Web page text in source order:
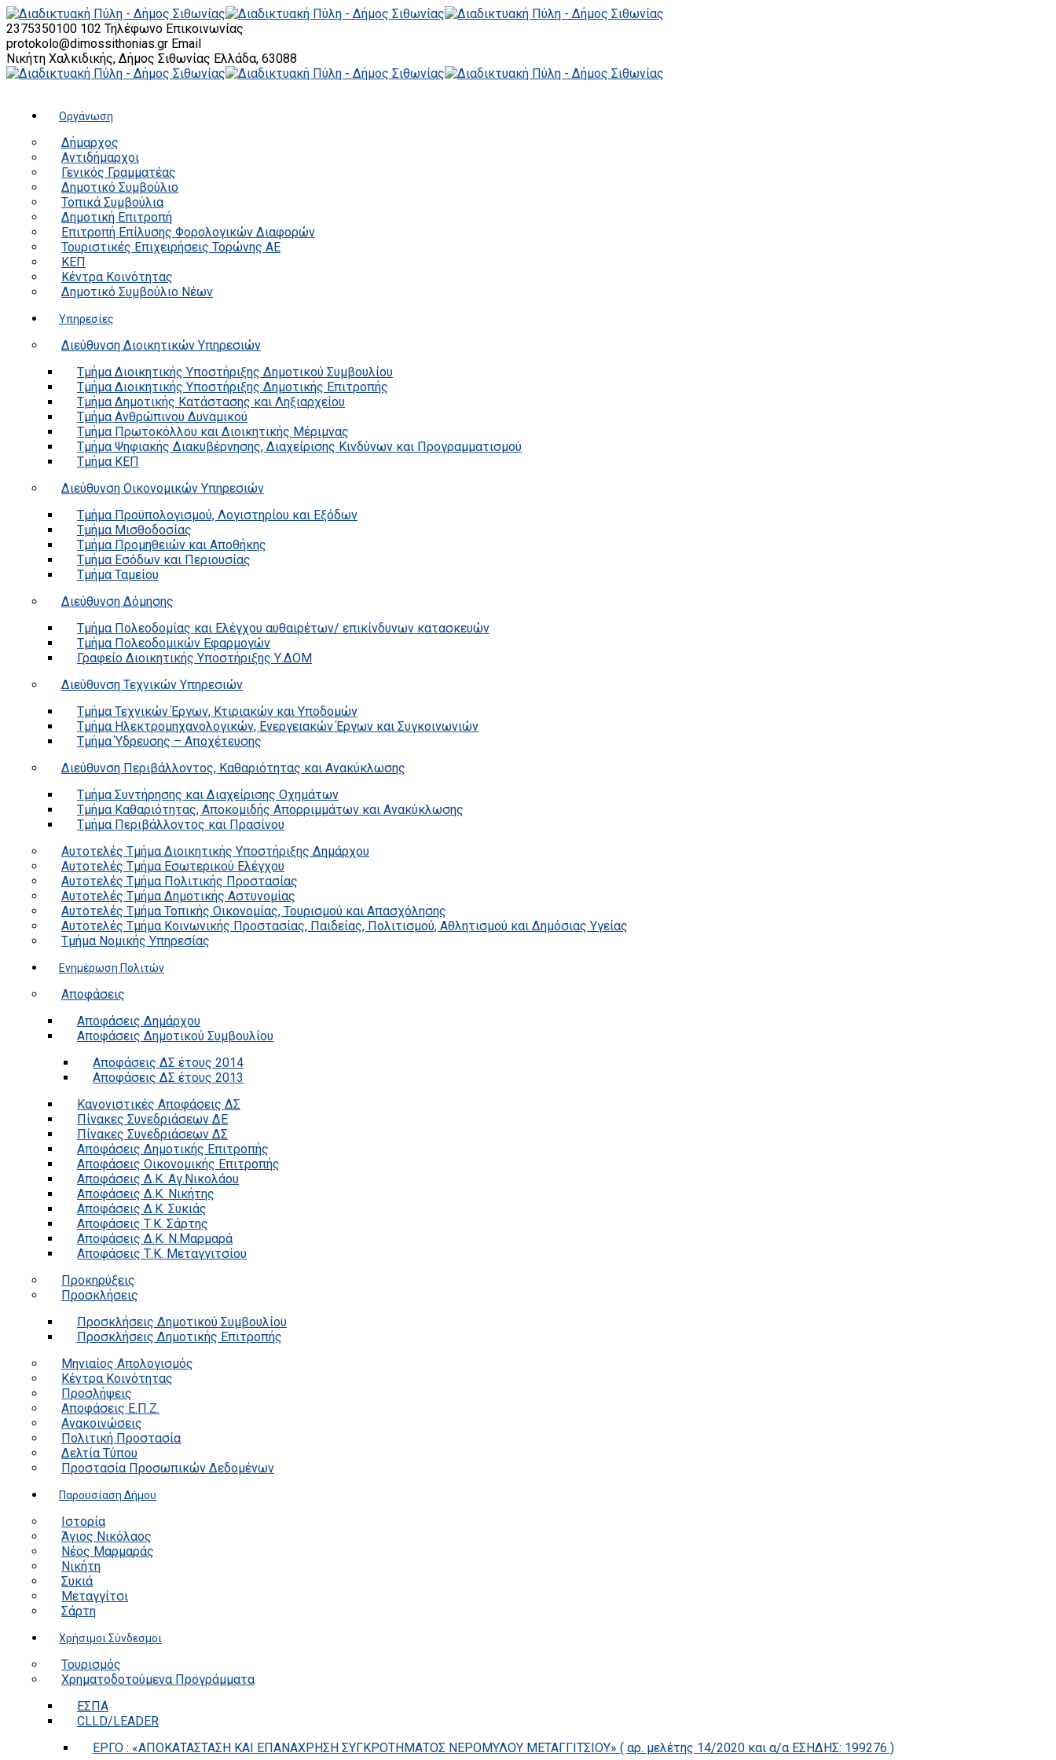
2375350100 102 Τηλέφωνο Επικοινωνίας
protokolo@dimossithonias.gr Email
Νικήτη Χαλκιδικής, Δήμος Σιθωνίας Ελλάδα, 63088
Οργάνωση
Δήμαρχος
Αντιδήμαρχοι
Γενικός Γραμματέας
Δημοτικό Συμβούλιο
Τοπικά Συμβούλια
Δημοτική Επιτροπή
Επιτροπή Επίλυσης Φορολογικών Διαφορών
Τουριστικές Επιχειρήσεις Τορώνης ΑΕ
ΚΕΠ
Κέντρα Κοινότητας
Δημοτικό Συμβούλιο Νέων
Υπηρεσίες
Διεύθυνση Διοικητικών Υπηρεσιών
Τμήμα Διοικητικής Υποστήριξης Δημοτικού Συμβουλίου
Τμήμα Διοικητικής Υποστήριξης Δημοτικής Επιτροπής
Τμήμα Δημοτικής Κατάστασης και Ληξιαρχείου
Τμήμα Ανθρώπινου Δυναμικού
Τμήμα Πρωτοκόλλου και Διοικητικής Μέριμνας
Τμήμα Ψηφιακής Διακυβέρνησης, Διαχείρισης Κινδύνων και Προγραμματισμού
Τμήμα ΚΕΠ
Διεύθυνση Οικονομικών Υπηρεσιών
Τμήμα Προϋπολογισμού, Λογιστηρίου και Εξόδων
Τμήμα Μισθοδοσίας
Τμήμα Προμηθειών και Αποθήκης
Τμήμα Εσόδων και Περιουσίας
Τμήμα Ταμείου
Διεύθυνση Δόμησης
Τμήμα Πολεοδομίας και Ελέγχου αυθαιρέτων/ επικίνδυνων κατασκευών
Τμήμα Πολεοδομικών Εφαρμογών
Γραφείο Διοικητικής Υποστήριξης Υ.ΔΟΜ
Διεύθυνση Τεχνικών Υπηρεσιών
Τμήμα Τεχνικών Έργων, Κτιριακών και Υποδομών
Τμήμα Ηλεκτρομηχανολογικών, Ενεργειακών Έργων και Συγκοινωνιών
Τμήμα Ύδρευσης – Αποχέτευσης
Διεύθυνση Περιβάλλοντος, Καθαριότητας και Ανακύκλωσης
Τμήμα Συντήρησης και Διαχείρισης Οχημάτων
Τμήμα Καθαριότητας, Αποκομιδής Απορριμμάτων και Ανακύκλωσης
Τμήμα Περιβάλλοντος και Πρασίνου
Αυτοτελές Τμήμα Διοικητικής Υποστήριξης Δημάρχου
Αυτοτελές Τμήμα Εσωτερικού Ελέγχου
Αυτοτελές Τμήμα Πολιτικής Προστασίας
Αυτοτελές Τμήμα Δημοτικής Αστυνομίας
Αυτοτελές Τμήμα Τοπικής Οικονομίας, Τουρισμού και Απασχόλησης
Αυτοτελές Τμήμα Κοινωνικής Προστασίας, Παιδείας, Πολιτισμού, Αθλητισμού και Δημόσιας Υγείας
Τμήμα Νομικής Υπηρεσίας
Ενημέρωση Πολιτών
Αποφάσεις
Αποφάσεις Δημάρχου
Αποφάσεις Δημοτικού Συμβουλίου
Αποφάσεις ΔΣ έτους 2014
Αποφάσεις ΔΣ έτους 2013
Κανονιστικές Αποφάσεις ΔΣ
Πίνακες Συνεδριάσεων ΔΕ
Πίνακες Συνεδριάσεων ΔΣ
Αποφάσεις Δημοτικής Επιτροπής
Αποφάσεις Οικονομικής Επιτροπής
Αποφάσεις Δ.Κ. Αγ.Νικολάου
Αποφάσεις Δ.Κ. Νικήτης
Αποφάσεις Δ.Κ. Συκιάς
Αποφάσεις Τ.Κ. Σάρτης
Αποφάσεις Δ.Κ. Ν.Μαρμαρά
Αποφάσεις Τ.Κ. Μεταγγιτσίου
Προκηρύξεις
Προσκλήσεις
Προσκλήσεις Δημοτικού Συμβουλίου
Προσκλήσεις Δημοτικής Επιτροπής
Μηνιαίος Απολογισμός
Κέντρα Κοινότητας
Προσλήψεις
Αποφάσεις Ε.Π.Ζ.
Ανακοινώσεις
Πολιτική Προστασία
Δελτία Τύπου
Προστασία Προσωπικών Δεδομένων
Παρουσίαση Δήμου
Ιστορία
Άγιος Νικόλαος
Νέος Μαρμαράς
Νικήτη
Συκιά
Μεταγγίτσι
Σάρτη
Χρήσιμοι Σύνδεσμοι
Τουρισμός
Χρηματοδοτούμενα Προγράμματα
ΕΣΠΑ
CLLD/LEADER
ΕΡΓΟ : «ΑΠΟΚΑΤΑΣΤΑΣΗ ΚΑΙ ΕΠΑΝΑΧΡΗΣΗ ΣΥΓΚΡΟΤΗΜΑΤΟΣ ΝΕΡΟΜΥΛΟΥ ΜΕΤΑΓΓΙΤΣΙΟΥ» ( αρ. μελέτης 14/2020 και α/α ΕΣΗΔΗΣ: 199276 )